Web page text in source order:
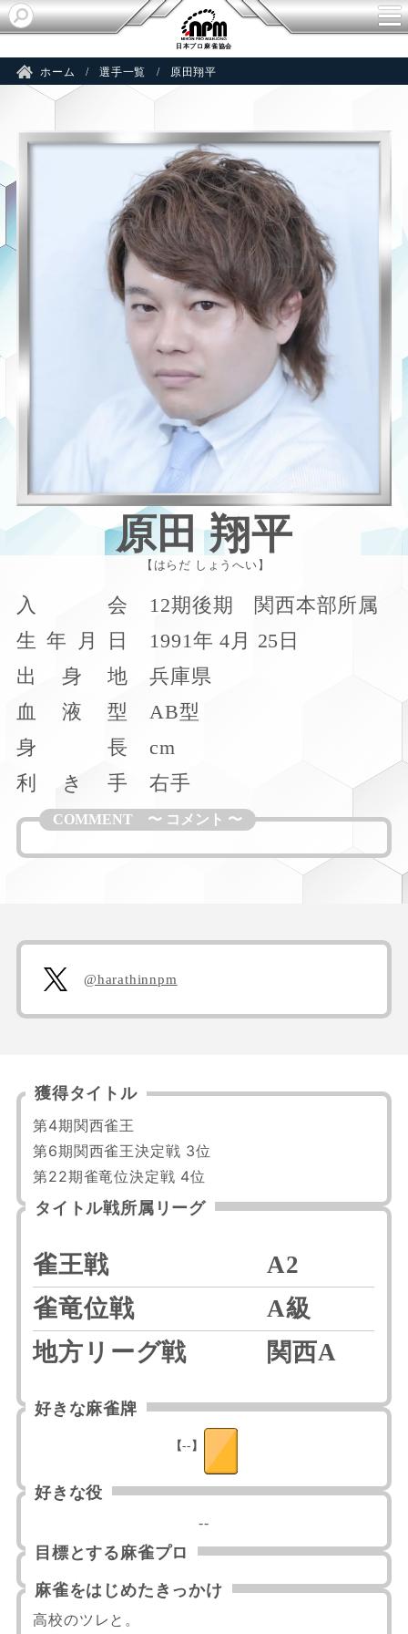
日本プロ麻雀協会
ホーム 選手一覧 原田翔平
原田 翔平
はらだ しょうへい
入 会
12期後期 関西本部所属
生 年 月 日
1991年 4月 25日
出
身 地
兵庫県
血
液 型
AB型
身
長
cm
利
き 手 右手
@harathinnpm
獲得タイトル
第4期関西雀王
第6期関西雀王決定戦 3位
第22期雀竜位決定戦 4位
タイトル戦所属リーグ
雀王戦
A2
雀竜位戦
A級
地方リーグ戦
関西A
好きな麻雀牌
【--】
好きな役
--
目標とする麻雀プロ
麻雀をはじめたきっかけ
高校のツレと。